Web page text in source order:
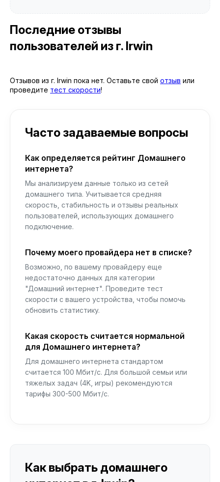
Последние отзывы
пользователей из г. Irwin
Отзывов из г. Irwin пока нет. Оставьте свой отзыв или
проведите тест скорости!
Часто задаваемые вопросы
Как определяется рейтинг Домашнего
интернета?
Мы анализируем данные только из сетей
домашнего типа. Учитывается средняя
скорость, стабильность и отзывы реальных
пользователей, использующих домашнего
подключение.
Почему моего провайдера нет в списке?
Возможно, по вашему провайдеру еще
недостаточно данных для категории
"Домашний интернет". Проведите тест
скорости с вашего устройства, чтобы помочь
обновить статистику.
Какая скорость считается нормальной
для Домашнего интернета?
Для домашнего интернета стандартом
считается 100 Мбит/с. Для большой семьи или
тяжелых задач (4K, игры) рекомендуются
тарифы 300-500 Мбит/с.
Как выбрать домашнего